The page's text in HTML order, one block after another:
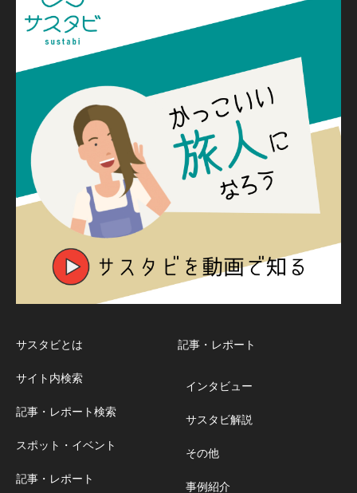
サスタビとは
サイト内検索
記事・レポート検索
スポット・イベント
記事・レポート
記事・レポート
インタビュー
サスタビ解説
その他
事例紹介